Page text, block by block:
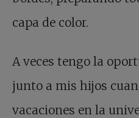
capa de color.
A veces tengo la
junto a mis hijos
vacaciones en la